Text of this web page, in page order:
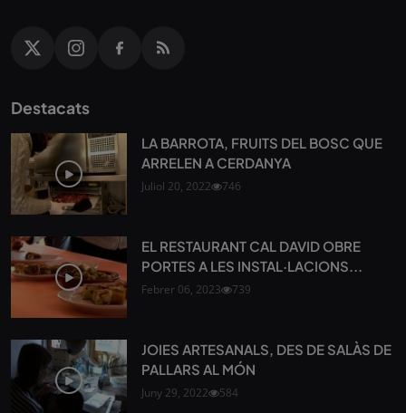
Destacats
LA BARROTA, FRUITS DEL BOSC QUE
ARRELEN A CERDANYA
Juliol 20, 2022 746
EL RESTAURANT CAL DAVID OBRE
PORTES A LES INSTAL·LACIONS...
Febrer 06, 2023 739
JOIES ARTESANALS, DES DE SALÀS DE
PALLARS AL MÓN
Juny 29, 2022 584